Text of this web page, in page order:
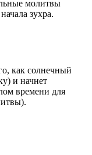
молитвы
зухра.
как солнечный
и начнет
времени для